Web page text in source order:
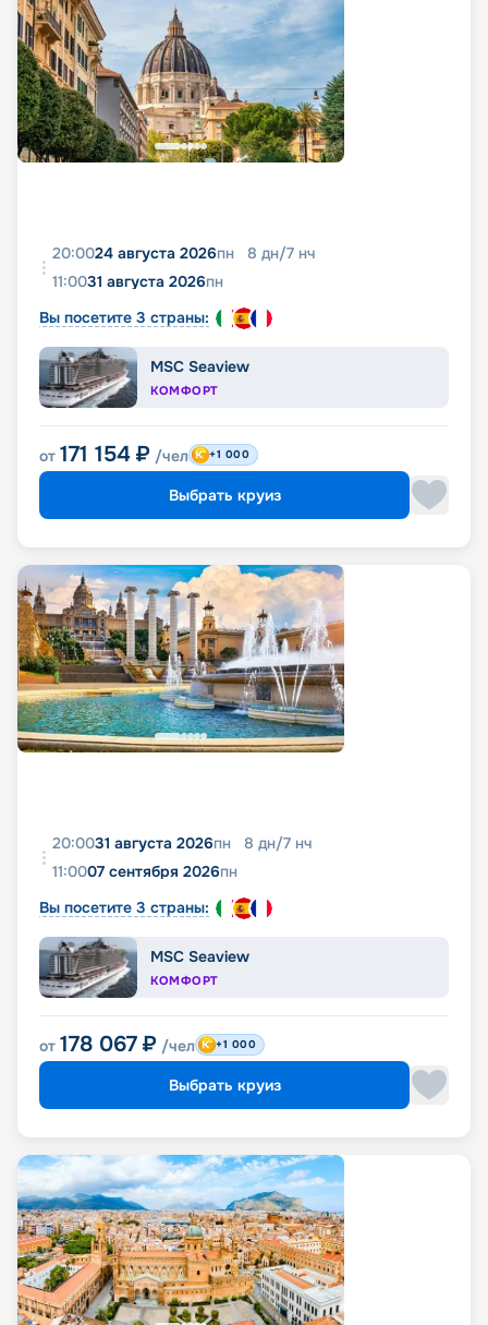
20:0024 августа 2026пн 8 дн/7 нч
11:0031 августа 2026пн
Вы посетите 3 страны:
MSC Seaview
КОМФОРТ
от 171 154 ₽ /чел +1 000
Выбрать круиз
20:0031 августа 2026пн 8 дн/7 нч
11:0007 сентября 2026пн
Вы посетите 3 страны:
MSC Seaview
КОМФОРТ
от 178 067 ₽ /чел +1 000
Выбрать круиз